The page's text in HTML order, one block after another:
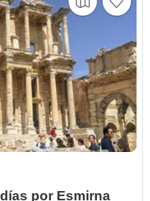
por Esmirna